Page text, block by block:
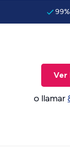
Ver
o llamar